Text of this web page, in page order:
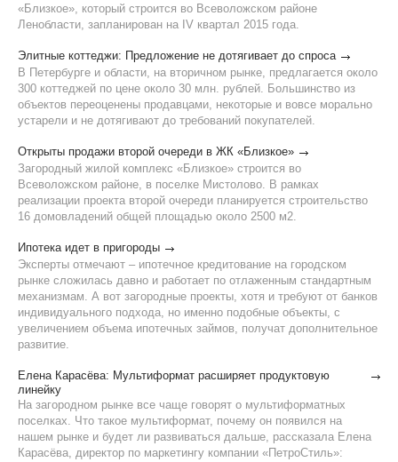
«Близкое», который строится во Всеволожском районе
Ленобласти, запланирован на IV квартал 2015 года.
Элитные коттеджи: Предложение не дотягивает до спроса
В Петербурге и области, на вторичном рынке, предлагается около
300 коттеджей по цене около 30 млн. рублей. Большинство из
объектов переоценены продавцами, некоторые и вовсе морально
устарели и не дотягивают до требований покупателей.
Открыты продажи второй очереди в ЖК «Близкое»
Загородный жилой комплекс «Близкое» строится во
Всеволожском районе, в поселке Мистолово. В рамках
реализации проекта второй очереди планируется строительство
16 домовладений общей площадью около 2500 м2.
Ипотека идет в пригороды
Эксперты отмечают – ипотечное кредитование на городском
рынке сложилась давно и работает по отлаженным стандартным
механизмам. А вот загородные проекты, хотя и требуют от банков
индивидуального подхода, но именно подобные объекты, с
увеличением объема ипотечных займов, получат дополнительное
развитие.
Елена Карасёва: Мультиформат расширяет продуктовую
линейку
На загородном рынке все чаще говорят о мультиформатных
поселках. Что такое мультиформат, почему он появился на
нашем рынке и будет ли развиваться дальше, рассказала Елена
Карасёва, директор по маркетингу компании «ПетроСтиль»: